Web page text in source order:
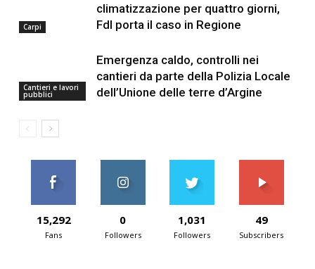
Carpi
climatizzazione per quattro giorni,
FdI porta il caso in Regione
Cantieri e lavori
pubblici
Emergenza caldo, controlli nei
cantieri da parte della Polizia Locale
dell’Unione delle terre d’Argine
15,292
Fans
0
Followers
1,031
Followers
49
Subscribers